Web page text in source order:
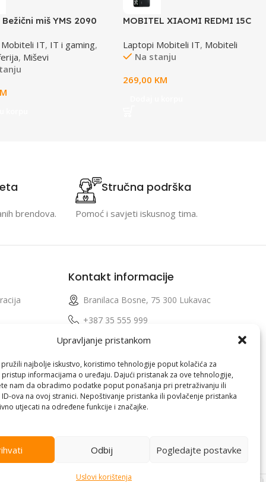
Upravljanje pristankom
najbolje iskustvo, koristimo tehnologije poput kolačića za
informacijama o uređaju. Dajući pristanak za ove tehnologije,
nam da obradimo podatke poput ponašanja pri pretraživanju ili
ova na ovoj stranici. Nepoštivanje pristanka ili povlačenje pristanka
utjecati na određene funkcije i značajke.
Odbij Pogledajte postavke
Uslovi korištenja
Bežični miš YMS 2090
IT, IT i gaming,
, Miševi
MOBITEL XIAOMI REDMI 15C
Laptopi Mobiteli IT, Mobiteli
Na stanju
269,00 KM
brendova.
Stručna podrška
Pomoć i savjeti iskusnog tima.
profila
Kontakt informacije
Branilaca Bosne, 75 300 Lukavac
+387 35 555 999
info@pconer.ba
ID: 4210115760008
PDV : 210115760008